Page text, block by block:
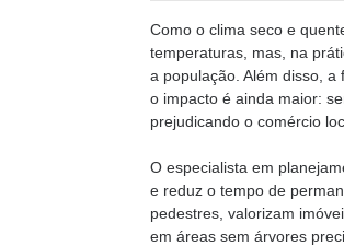
Como o clima seco e
temperaturas, mas, na
a população. Além disso, a
o impacto é ainda maior:
prejudicando o comércio
O especialista em
e reduz o tempo de
pedestres, valorizam
em áreas sem árvores